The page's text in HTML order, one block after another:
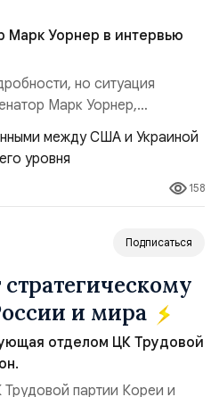
Марк Уорнер в интервью
но ситуация
Марк Уорнер,
комитета по разведке,
Украиной беспилотников и
ей наносить
территории и укрепило её
со стороны США стало
158
Подписаться
и мира
отделом ЦК Трудовой
партии Кореи и